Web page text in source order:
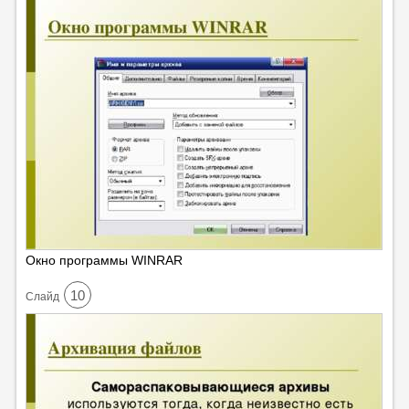
Окно программы WINRAR
Cлайд 10